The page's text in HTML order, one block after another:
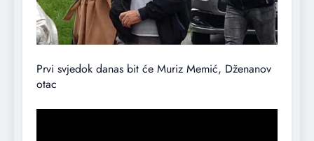
Prvi svjedok danas bit će Muriz Memić, Dženanov
otac